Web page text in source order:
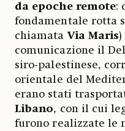
da epoche remote:
fondamentale rotta
chiamataVia Maris)
comunicazione il
siro-palestinese,
orientale del
erano stati
Libano, con il cui
furono realizzate le